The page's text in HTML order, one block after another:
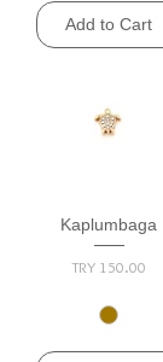
Add to Cart
Kaplumbaga
Price
TRY 150.00